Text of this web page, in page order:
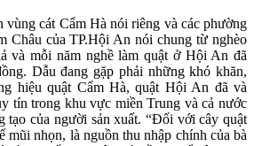
vùng cát Cẩm Hà nói riêng và các phường
Châu của TP.Hội An nói chung từ nghèo
và mỗi năm nghề làm quật ở Hội An đã
Dẫu đang gặp phải những khó khăn,
hiệu quật Cẩm Hà, quật Hội An đã và
tín trong khu vực miền Trung và cả nước
tạo của người sản xuất. “Đối với cây quật
mũi nhọn, là nguồn thu nhập chính của bà